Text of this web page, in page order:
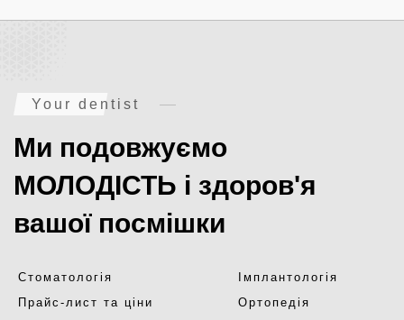
Your dentist
Ми подовжуємо
МОЛОДІСТЬ і здоров'я
вашої посмішки
Стоматологія
Прайс-лист та ціни
Імплантологія
Ортопедія